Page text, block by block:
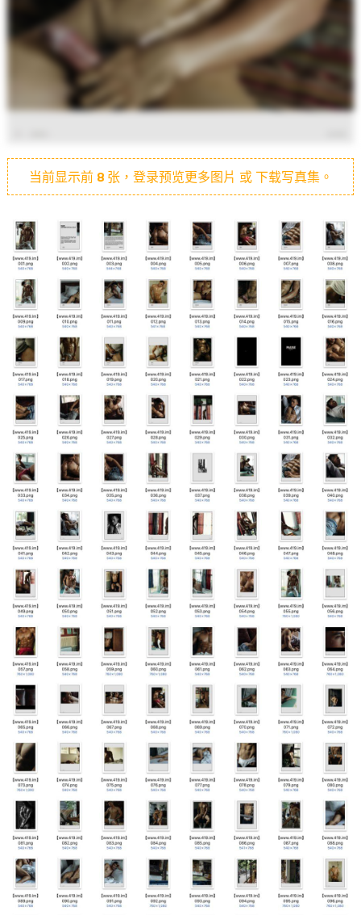
当前显示前 8张，登录预览更多图片 或 下载写真集。